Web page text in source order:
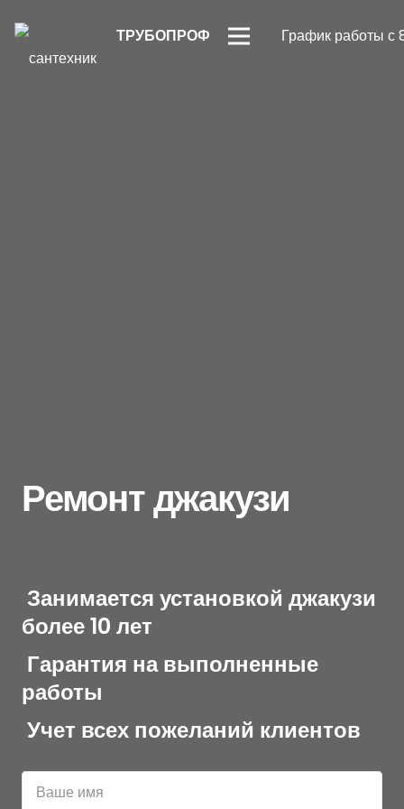
ТРУБОПРОФ График работы с
Ремонт джакузи
Занимается установкой джакузи
более 10 лет
Гарантия на выполненные
работы
Учет всех пожеланий клиентов